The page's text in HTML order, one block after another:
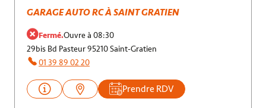
GARAGE AUTO RC À SAINT GRATIEN
Fermé.Ouvre à 08:30
29bis Bd Pasteur 95210 Saint-Gratien
01 39 89 02 20
Prendre RDV